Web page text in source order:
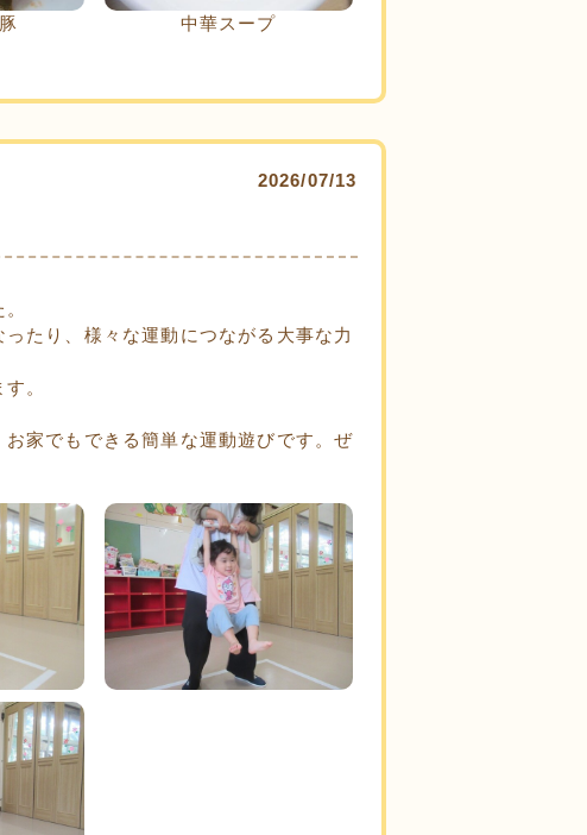
中華スープ
2026/07/13
たり、様々な運動につながる大事な力
。
家でもできる簡単な運動遊びです。ぜ